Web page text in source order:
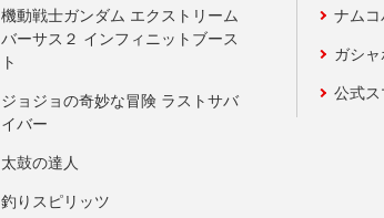
機動戦士ガンダム エクストリーム
バーサス２ インフィニットブース
ト
ジョジョの奇妙な冒険 ラストサバ
イバー
太鼓の達人
釣りスピリッツ
ナム
ガシ
公式ス